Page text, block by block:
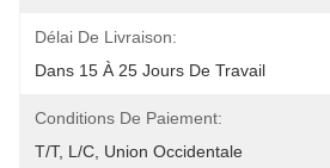
Délai De Livraison:
Dans 15 À 25 Jours De Travail
Conditions De Paiement:
T/T, L/C, Union Occidentale